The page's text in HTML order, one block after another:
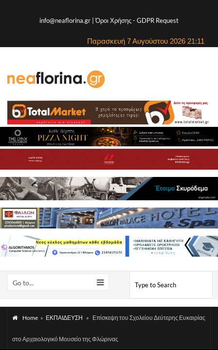
info@neaflorina.gr |Όροι Χρήσης- GDPR Request
Παρασκευή 7 Αυγούστου 2026 21:11
Go to...
Home » ΕΚΠΑΙΔΕΥΣΗ » Επίσκεψη του Σχολείου Δεύτερης Ευκαιρίας
στο Αρχαιολογικό Μουσείο της Φλώρινας